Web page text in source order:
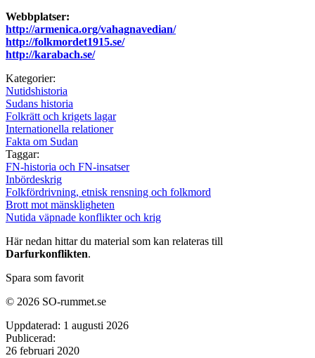
Webbplatser:
http://armenica.org/vahagnavedian/
http://folkmordet1915.se/
http://karabach.se/
Kategorier:
Nutidshistoria
Sudans historia
Folkrätt och krigets lagar
Internationella relationer
Fakta om Sudan
Taggar:
FN-historia och FN-insatser
Inbördeskrig
Folkfördrivning, etnisk rensning och folkmord
Brott mot mänskligheten
Nutida väpnade konflikter och krig
Här nedan hittar du material som kan relateras till
Darfurkonflikten.
Spara som favorit
© 2026 SO-rummet.se
Uppdaterad: 1 augusti 2026
Publicerad:
26 februari 2020